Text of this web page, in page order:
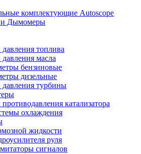
комплектующие Autoscope
и Дымомеры
топлива
масла
бензиновые
дизельные
турбины
катализатора
охлаждения
жидкости
руля
сигналов